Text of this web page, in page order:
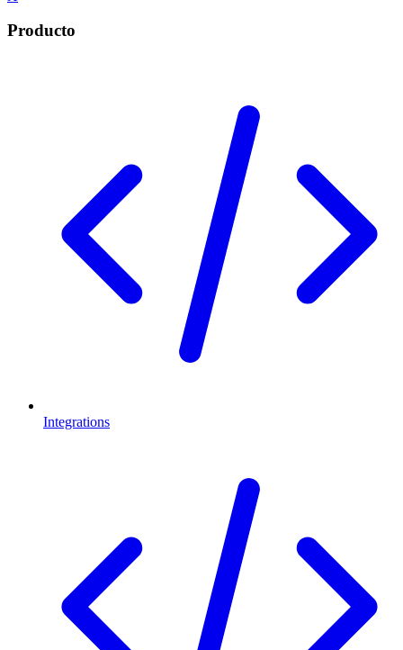
Producto
Integrations